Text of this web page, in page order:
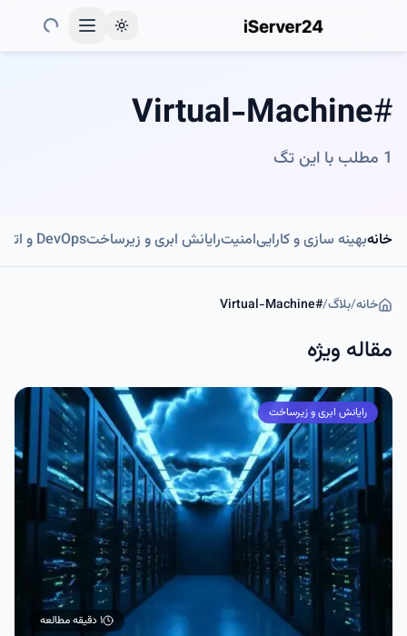
Toggle theme
#
Virtual-Machine
1 مطلب با این تگ
خانهبهینه سازی و کاراییامنیترایانش ابری و زیرساختDevOps و اتوماسیون
خانه/بلاگ/
#
Virtual-Machine
مقاله ویژه
رایانش ابری و زیرساخت
۱ دقیقه مطالعه